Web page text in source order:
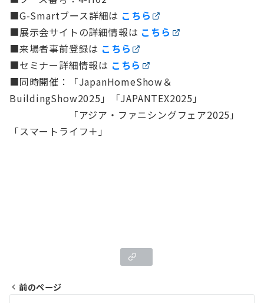
■G-Smartブース詳細は こちら
■展示会サイトの詳細情報は こちら
■来場者事前登録は こちら
■セミナー詳細情報は こちら
■同時開催：「JapanHomeShow＆
BuildingShow2025」「JAPANTEX2025」
「アジア・ファニシングフェア2025」
「スマートライフ＋」
前のページ